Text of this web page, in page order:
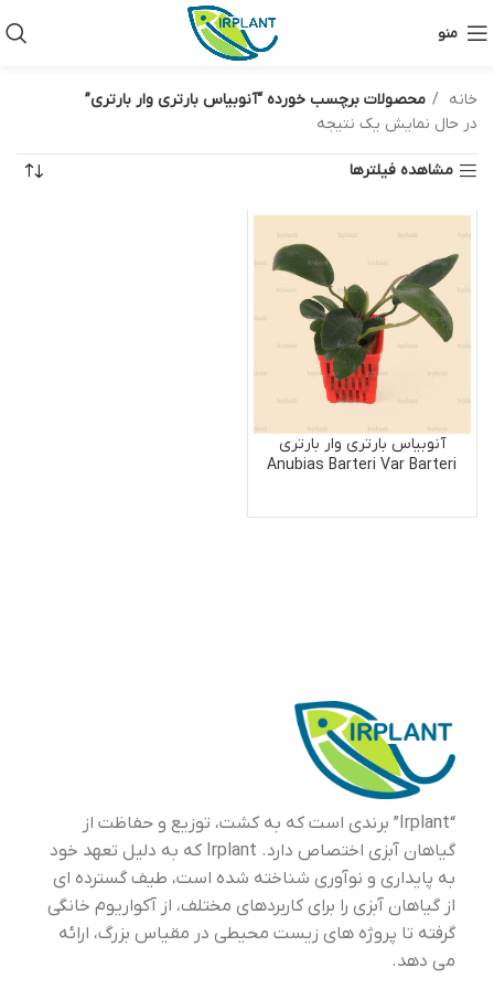
منو
خانه
محصولات برچسب خورده “آنوبیاس بارتری وار بارتری”
در حال نمایش یک نتیجه
مشاهده فیلترها
آنوبیاس بارتری وار بارتری
Anubias Barteri Var Barteri
“Irplant” برندی است که به کشت، توزیع و حفاظت از
گیاهان آبزی اختصاص دارد. Irplant که به دلیل تعهد خود
به پایداری و نوآوری شناخته شده است، طیف گسترده ای
از گیاهان آبزی را برای کاربردهای مختلف، از آکواریوم خانگی
گرفته تا پروژه های زیست محیطی در مقیاس بزرگ، ارائه
می دهد.